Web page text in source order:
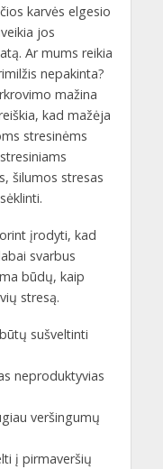
karvės elgesio
jos
Ar mums reikia
nepakinta?
mažina
kad mažėja
stresinėms
šilumos stresas
įrodyti, kad
svarbus
būdų, kaip
stresą.
sušveltinti
neproduktyvias
veršingumų
į pirmaveršių